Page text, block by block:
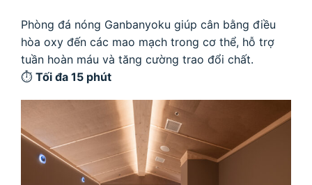
Phòng đá nóng Ganbanyoku giúp cân bằng điều
hòa oxy đến các mao mạch trong cơ thể, hỗ trợ
tuần hoàn máu và tăng cường trao đổi chất.
⏱ Tối đa 15 phút